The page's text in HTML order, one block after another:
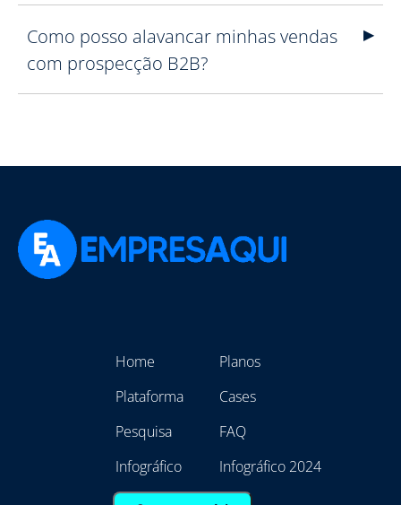
Como posso alavancar minhas vendas
com prospecção B2B?
Home
Plataforma
Pesquisa
Infográfico
Planos
Cases
FAQ
Infográfico 2024